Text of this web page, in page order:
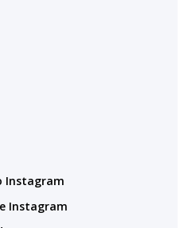
Instagram
Instagram